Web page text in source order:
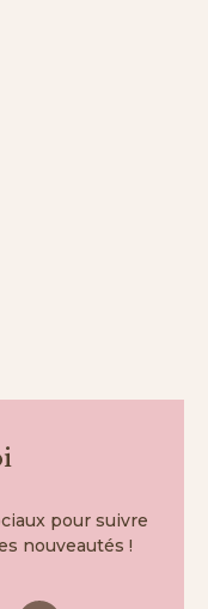
pour suivre
nouveautés !